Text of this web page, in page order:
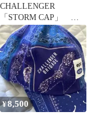
CHALLENGER
「STORM CAP」 ナ
イロン ジェットキャッ
プ
¥ 8,500